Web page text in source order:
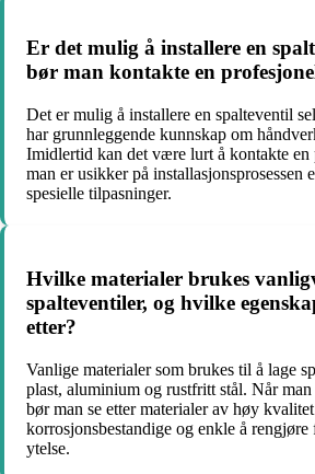
Er det mulig å installere en
bør man kontakte en
Det er mulig å installere en spalteventil
har grunnleggende kunnskap om
Imidlertid kan det være lurt å kontakte en
man er usikker på installasjonsprosessen
spesielle tilpasninger.
Hvilke materialer brukes
spalteventiler, og hvilke
etter?
Vanlige materialer som brukes til å lage
plast, aluminium og rustfritt stål. Når
bør man se etter materialer av høy
korrosjonsbestandige og enkle å
ytelse.